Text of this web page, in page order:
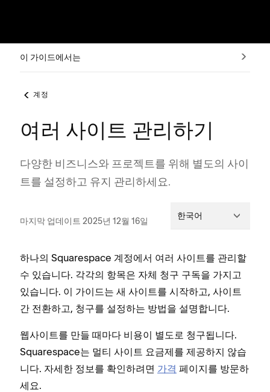
이 가이드에서는
계정
여러 사이트 관리하기
다양한 비즈니스와 프로젝트를 위해 별도의 사이
트를 설정하고 유지 관리하세요.
마지막 업데이트 2025년 12월 16일 한국어
하나의 Squarespace 계정에서 여러 사이트를 관리할
수 있습니다. 각각의 항목은 자체 청구 구독을 가지고
있습니다. 이 가이드는 새 사이트를 시작하고, 사이트
간 전환하고, 청구를 설정하는 방법을 설명합니다.
웹사이트를 만들 때마다 비용이 별도로 청구됩니다.
Squarespace는 멀티 사이트 요금제를 제공하지 않습
니다. 자세한 정보를 확인하려면 가격 페이지를 방문하
세요.